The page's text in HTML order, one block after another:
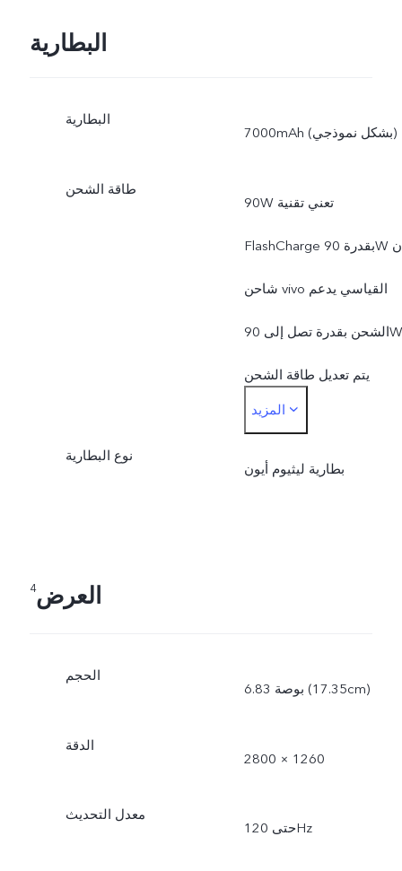
البطارية
البطارية
7000mAh (بشكل نموذجي)
طاقة الشحن
90W تعني تقنية
FlashCharge بقدرة 90W أن
شاحن vivo القياسي يدعم
الشحن بقدرة تصل إلى 90W.
يتم تعديل طاقة الشحن
الفعلية بشكل ديناميكي مع
تغير ظروف الاستخدام،
المزيد
نوع البطارية
بطارية ليثيوم أيون
العرض4
الحجم
6.83 بوصة (17.35cm)
الدقة
2800 × 1260
معدل التحديث
حتى 120Hz